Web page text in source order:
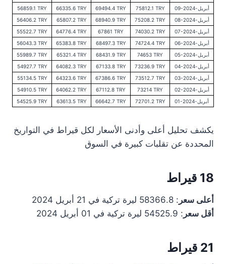
56859.1 TRY
66335.6 TRY 69494.4 TRY 75812.1 TRY
09-أبريل-2024
56406.2 TRY
65807.2 TRY 68940.9 TRY 75208.2 TRY
08-أبريل-2024
55522.7 TRY
64776.4 TRY 67861 TRY 74030.2 TRY
07-أبريل-2024
56043.3 TRY
65383.8 TRY 68497.3 TRY 74724.4 TRY
06-أبريل-2024
55989.7 TRY
65321.4 TRY 68431.9 TRY 74653 TRY
05-أبريل-2024
54927.7 TRY
64082.3 TRY 67133.8 TRY 73236.9 TRY
04-أبريل-2024
55134.5 TRY
64323.6 TRY 67386.6 TRY 73512.7 TRY
03-أبريل-2024
54910.5 TRY
64062.2 TRY 67112.8 TRY 73214 TRY
02-أبريل-2024
54525.9 TRY
63613.5 TRY 66642.7 TRY 72701.2 TRY 01-أبريل-2024
يكشف تحليل أعلى وأدنى الأسعار لكل قيراط في التواريخ
المحددة عن تقلبات كبيرة في السوق
18 قيراط
أعلى سعر : 58366.8 ليرة تركية في 21 أبريل 2024
أقل سعر : 54525.9 ليرة تركية في 01 أبريل 2024
21 قيراط